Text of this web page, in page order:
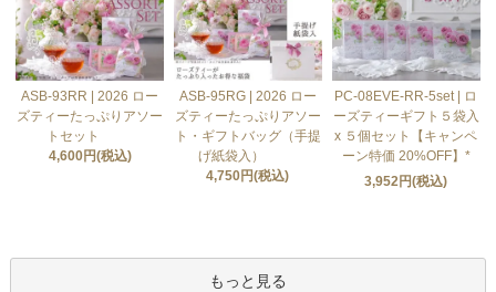
ASB-93RR | 2026 ロー
ズティーたっぷりアソー
トセット
4,600円(税込)
ASB-95RG | 2026 ロー
ズティーたっぷりアソー
ト・ギフトバッグ（手提
げ紙袋入）
4,750円(税込)
PC-08EVE-RR-5set | ロ
ーズティーギフト５袋入
x ５個セット【キャンペ
ーン特価 20%OFF】*
3,952円(税込)
もっと見る